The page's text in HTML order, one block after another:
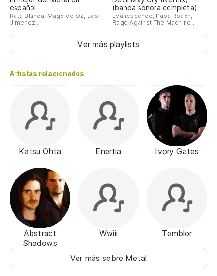
español
Rata Blanca, Mägo de Oz, Leo
Jimenez...
(banda sonora completa)
Evanescence, Papa Roach,
Rage Against The Machine...
Ver más playlists
Artistas relacionados
Katsu Ohta Enertia Ivory Gates
Abstract
Shadows
Wwiii Temblor
Ver más sobre Metal